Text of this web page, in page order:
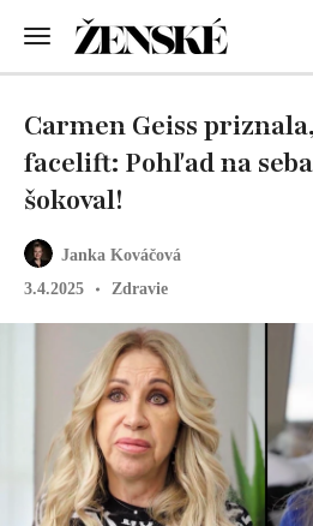
Janka Kováčová
3.4.2025
Zdravie
Carmen Geiss
facelift: Pohľad na
šokoval!